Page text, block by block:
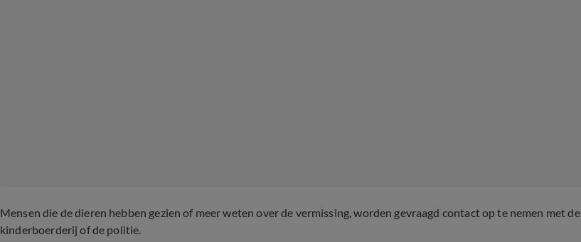
Mensen die de dieren hebben gezien of meer weten over de vermissing, worden gevraagd contact op te nemen met de
kinderboerderij of de politie.